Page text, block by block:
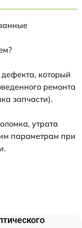
который
ремонта
запчасти).
утрата
параметрам при